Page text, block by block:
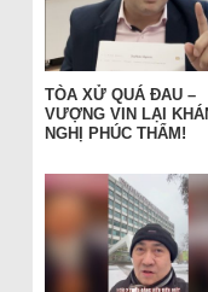
TÒA XỬ QUÁ ĐAU –
VƯỢNG VIN LẠI
NGHỊ PHÚC THẨM!